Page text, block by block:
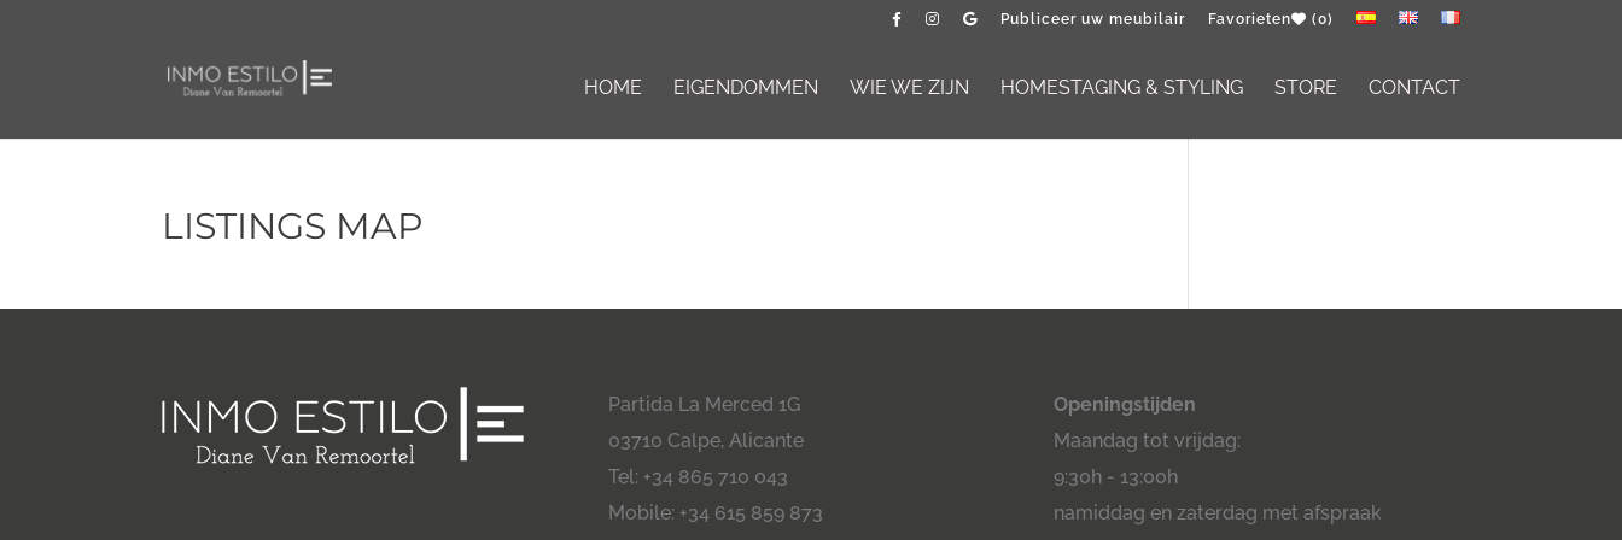
Publiceer uw meubilair Favorieten (0)
HOME EIGENDOMMEN WIE WE ZIJN HOMESTAGING & STYLING STORE CONTACT
LISTINGS MAP
Partida La Merced 1G
03710 Calpe, Alicante
Tel: +34 865 710 043
Mobile: +34 615 859 873
Openingstijden
Maandag tot vrijdag:
9:30h - 13:00h
namiddag en zaterdag met afspraak